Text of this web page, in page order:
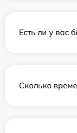
Есть ли у вас
Сколько